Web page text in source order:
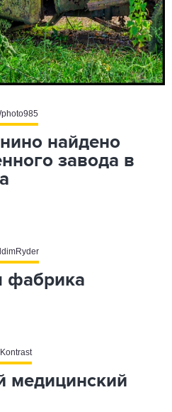
найдено
завода в
фабрика
медицинский